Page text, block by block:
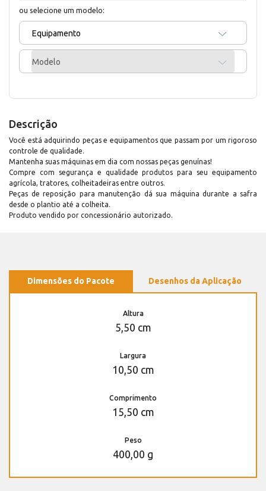
ou selecione um modelo:
Equipamento
Modelo
Descrição
Você está adquirindo peças e equipamentos que passam por um rigoroso
controle de qualidade.
Mantenha suas máquinas em dia com nossas peças genuínas!
Compre com segurança e qualidade produtos para seu equipamento
agrícola, tratores, colheitadeiras entre outros.
Peças de reposição para manutenção dá sua máquina durante a safra
desde o plantio até a colheita.
Produto vendido por concessionário autorizado.
Dimensões do Pacote Desenhos da Aplicação
Altura
5,50 cm
Largura
10,50 cm
Comprimento
15,50 cm
Peso
400,00 g